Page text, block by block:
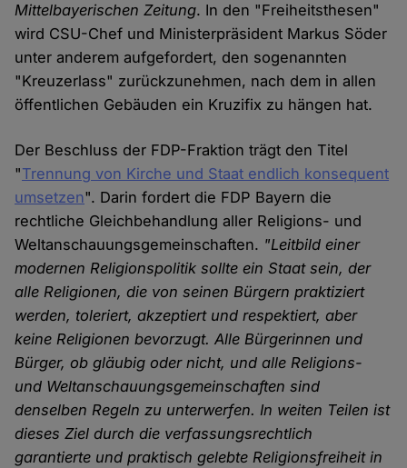
Mittelbayerischen Zeitung. In den "Freiheitsthesen"
wird CSU-Chef und Ministerpräsident Markus Söder
unter anderem aufgefordert, den sogenannten
"Kreuzerlass" zurückzunehmen, nach dem in allen
öffentlichen Gebäuden ein Kruzifix zu hängen hat.
Der Beschluss der FDP-Fraktion trägt den Titel
"Trennung von Kirche und Staat endlich konsequent
umsetzen". Darin fordert die FDP Bayern die
rechtliche Gleichbehandlung aller Religions- und
Weltanschauungsgemeinschaften. "Leitbild einer
modernen Religionspolitik sollte ein Staat sein, der
alle Religionen, die von seinen Bürgern praktiziert
werden, toleriert, akzeptiert und respektiert, aber
keine Religionen bevorzugt. Alle Bürgerinnen und
Bürger, ob gläubig oder nicht, und alle Religions-
und Weltanschauungsgemeinschaften sind
denselben Regeln zu unterwerfen. In weiten Teilen ist
dieses Ziel durch die verfassungsrechtlich
garantierte und praktisch gelebte Religionsfreiheit in